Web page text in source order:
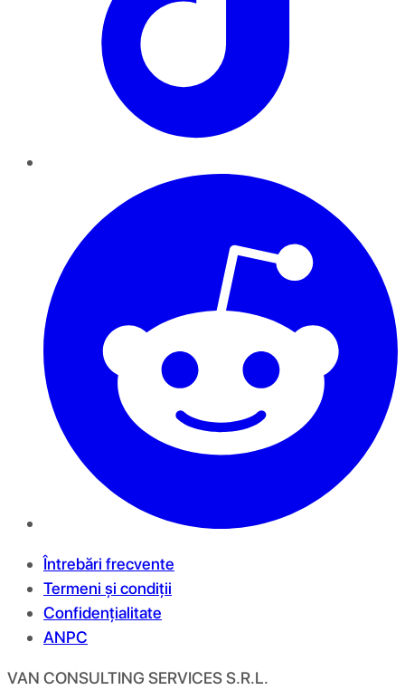
Întrebări frecvente
Termeni și condiții
Confidențialitate
ANPC
VAN CONSULTING SERVICES S.R.L.